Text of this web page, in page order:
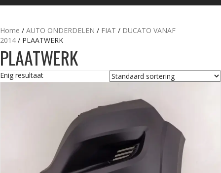
Home / AUTO ONDERDELEN / FIAT / DUCATO VANAF
2014 / PLAATWERK
PLAATWERK
Enig resultaat